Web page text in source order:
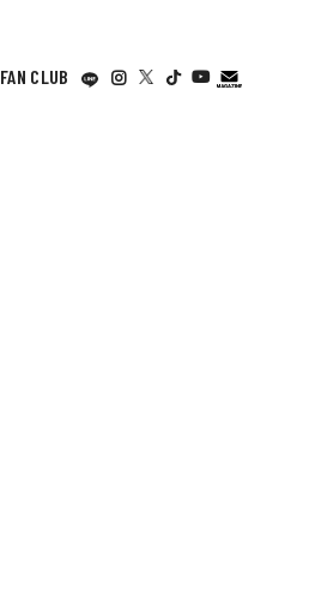
FAN CLUB